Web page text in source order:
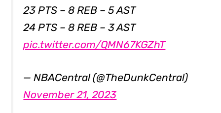
23 PTS – 8 REB – 5 AST
24 PTS – 8 REB – 3 AST
pic.twitter.com/QMN67KGZhT
— NBACentral (@TheDunkCentral)
November 21, 2023